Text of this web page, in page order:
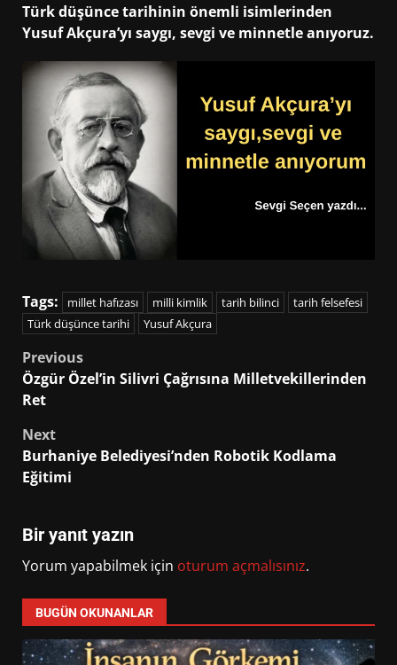
Türk düşünce tarihinin önemli isimlerinden
Yusuf Akçura’yı saygı, sevgi ve minnetle anıyoruz.
Tags: millet hafızası milli kimlik tarih bilinci
tarih felsefesi
Türk düşünce tarihi
Yusuf Akçura
Post
navigation
Previous
Özgür Özel’in Silivri Çağrısına Milletvekillerinden
Ret
Next
Burhaniye Belediyesi’nden Robotik Kodlama
Eğitimi
Bir yanıt yazın
Yorum yapabilmek için oturum açmalısınız.
BUGÜN OKUNANLAR